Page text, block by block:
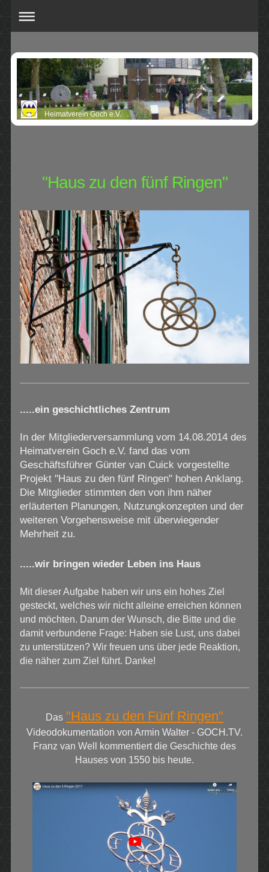
Heimatverein Goch e.V.
"Haus zu den fünf Ringen"
.....ein geschichtliches Zentrum
In der Mitgliederversammlung vom 14.08.2014 des
Heimatverein Goch e.V. fand das vom
Geschäftsführer Günter van Cuick vorgestellte
Projekt "Haus zu den fünf Ringen" hohen Anklang.
Die Mitglieder stimmten den von ihm näher
erläuterten Planungen, Nutzungkonzepten und der
weiteren Vorgehensweise mit überwiegender
Mehrheit zu.
.....wir bringen wieder Leben ins Haus
Mit dieser Aufgabe haben wir uns ein hohes Ziel
gesteckt, welches wir nicht alleine erreichen können
und möchten. Darum der Wunsch, die Bitte und die
damit verbundene Frage: Haben sie Lust, uns dabei
zu unterstützen? Wir freuen uns über jede Reaktion,
die näher zum Ziel führt. Danke!
Das "Haus zu den Fünf Ringen"
Videodokumentation von Armin Walter - GOCH.TV.
Franz van Well kommentiert die Geschichte des
Hauses von 1550 bis heute.